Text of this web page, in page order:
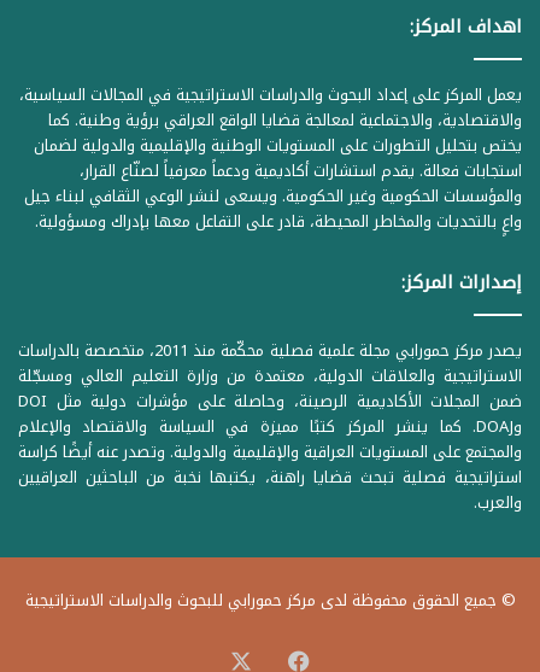
اهداف المركز:
يعمل المركز على إعداد البحوث والدراسات الاستراتيجية في المجالات السياسية،
والاقتصادية، والاجتماعية لمعالجة قضايا الواقع العراقي برؤية وطنية. كما
يختص بتحليل التطورات على المستويات الوطنية والإقليمية والدولية لضمان
استجابات فعالة. يقدم استشارات أكاديمية ودعماً معرفياً لصنّاع القرار،
والمؤسسات الحكومية وغير الحكومية. ويسعى لنشر الوعي الثقافي لبناء جيل
واعٍ بالتحديات والمخاطر المحيطة، قادر على التفاعل معها بإدراك ومسؤولية.
إصدارات المركز:
يصدر مركز حمورابي مجلة علمية فصلية محكّمة منذ 2011، متخصصة بالدراسات
الاستراتيجية والعلاقات الدولية، معتمدة من وزارة التعليم العالي ومسجّلة
ضمن المجلات الأكاديمية الرصينة، وحاصلة على مؤشرات دولية مثل DOI
وDOAJ. كما ينشر المركز كتبًا مميزة في السياسة والاقتصاد والإعلام
والمجتمع على المستويات العراقية والإقليمية والدولية. وتصدر عنه أيضًا كراسة
استراتيجية فصلية تبحث قضايا راهنة، يكتبها نخبة من الباحثين العراقيين
والعرب.
© جميع الحقوق محفوظة لدى مركز حمورابي للبحوث والدراسات الاستراتيجية
فيسبوك